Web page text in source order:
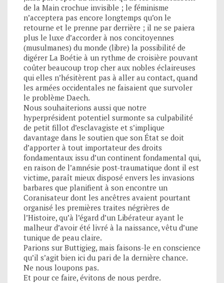
de la Main crochue invisible ; le féminisme
n’acceptera pas encore longtemps qu’on le
retourne et le prenne par derrière ; il ne se paiera
plus le luxe d’accorder à nos concitoyennes
(musulmanes) du monde (libre) la possibilité de
digérer La Boétie à un rythme de croisière pouvant
coûter beaucoup trop cher aux nobles éclaireuses
qui elles n’hésitèrent pas à aller au contact, quand
les armées occidentales ne faisaient que survoler
le problème Daech.
Nous souhaiterions aussi que notre
hyperprésident potentiel surmonte sa culpabilité
de petit fillot d’esclavagiste et s’implique
davantage dans le soutien que son État se doit
d’apporter à tout importateur des droits
fondamentaux issu d’un continent fondamental qui,
en raison de l’amnésie post-traumatique dont il est
victime, paraît mieux disposé envers les invasions
barbares que planifient à son encontre un
Coranisateur dont les ancêtres avaient pourtant
organisé les premières traites négrières de
l’Histoire, qu’à l’égard d’un Libérateur ayant le
malheur d’avoir été livré à la naissance, vêtu d’une
tunique de peau claire.
Parions sur Buttigieg, mais faisons-le en conscience
qu’il s’agit bien ici du pari de la dernière chance.
Ne nous loupons pas.
Et pour ce faire, évitons de nous perdre.